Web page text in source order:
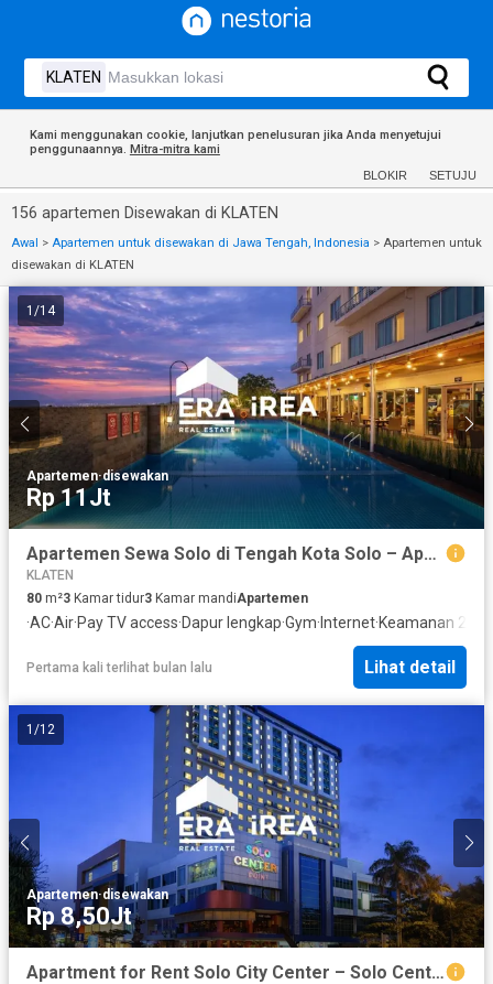
Kami menggunakan cookie, lanjutkan penelusuran jika Anda menyetujui
penggunaannya. Mitra-mitra kami
BLOKIR SETUJU
156 apartemen Disewakan di KLATEN
Awal > Apartemen untuk disewakan di Jawa Tengah, Indonesia > Apartemen untuk
disewakan di KLATEN
1 /14
Apartemen·disewakan
Rp 11Jt
Apartemen Sewa Solo di Tengah Kota Solo – Apartemen Solo Center Point (atas Hotel Aston) Dekat Stasiun & Mall
KLATEN
80 m²3 Kamar tidur3 Kamar mandiApartemen
·AC·Air·Pay TV access·Dapur lengkap·Gym· Internet·Keamanan 24
Pertama kali terlihat bulan lalu Lihat detail
1 /12
Apartemen·disewakan
Rp 8,50Jt
Apartment for Rent Solo City Center – Solo Center Point Above Aston Hotel